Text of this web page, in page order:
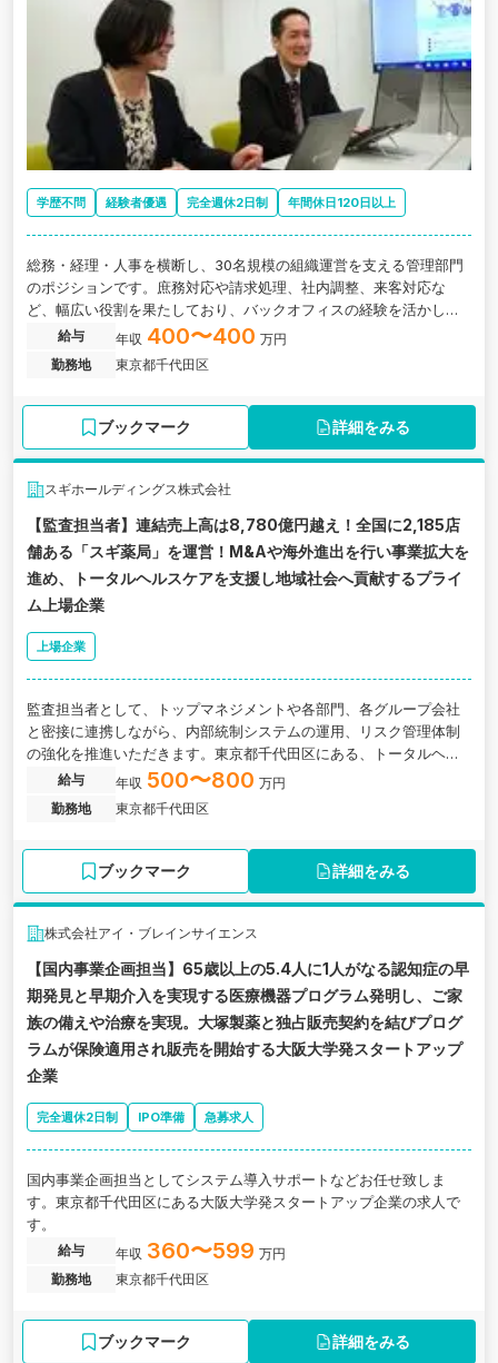
学歴不問 経験者優遇 完全週休2日制 年間休日120日以上
総務・経理・人事を横断し、30名規模の組織運営を支える管理部門
のポジションです。庶務対応や請求処理、社内調整、来客対応な
ど、幅広い役割を果たしており、バックオフィスの経験を活かした
い方にぴったりです。部門横断で関わる機会も多いため、組織全体
を見渡す視点が身につきます。
給与 年収 400〜400 万円
勤務地
東京都千代田区
ブックマーク 詳細をみる
スギホールディングス株式会社
【監査担当者】連結売上高は8,780億円越え！全国に2,185店
舗ある「スギ薬局」を運営！M&Aや海外進出を行い事業拡大を
進め、トータルヘルスケアを支援し地域社会へ貢献するプライ
ム上場企業
上場企業
監査担当者として、トップマネジメントや各部門、各グループ会社
と密接に連携しながら、内部統制システムの運用、リスク管理体制
の強化を推進いただきます。東京都千代田区にある、トータルヘル
スケアを支援し地域社会へ貢献するプライム上場企業の求人です。
給与 年収 500〜800 万円
勤務地
東京都千代田区
ブックマーク 詳細をみる
株式会社アイ・ブレインサイエンス
【国内事業企画担当】65歳以上の5.4人に1人がなる認知症の早
期発見と早期介入を実現する医療機器プログラム発明し、ご家
族の備えや治療を実現。大塚製薬と独占販売契約を結びプログ
ラムが保険適用され販売を開始する大阪大学発スタートアップ
企業
完全週休2日制 IPO準備 急募求人
国内事業企画担当としてシステム導入サポートなどお任せ致しま
す。東京都千代田区にある大阪大学発スタートアップ企業の求人で
す。
給与 年収 360〜599 万円
勤務地
東京都千代田区
ブックマーク 詳細をみる